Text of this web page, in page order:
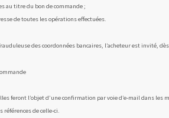
au titre du bon de commande ;
de toutes les opérations effec­tuées.
des coordonnées bancaires, l’acheteur est invité, dès
feront l’objet d’une confirmation par voie d’e-mail dans
de celle-ci.